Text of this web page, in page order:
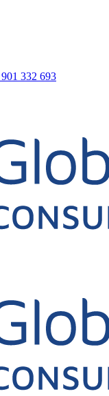
332 693